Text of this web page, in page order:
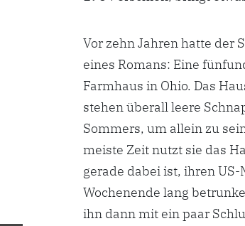
Vor zehn Jahren hatte der
eines Romans: Eine
Farmhaus in Ohio. Das
stehen überall leere
Sommers, um allein zu
meiste Zeit nutzt sie das
gerade dabei ist, ihren
Wochenende lang
ihn dann mit ein paar